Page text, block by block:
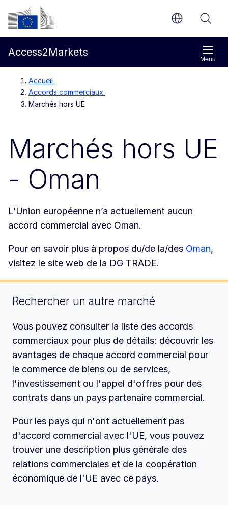
Aller directement au contenu principal
Commission européenne
Menu
Access2Markets
Accueil
Accords commerciaux
Marchés hors UE
Marchés hors UE
- Oman
L’Union européenne n’a actuellement aucun
accord commercial avec Oman.
Pour en savoir plus à propos du/de la/des Oman,
visitez le site web de la DG TRADE.
Rechercher un autre marché
Vous pouvez consulter la liste des accords
commerciaux pour plus de détails: découvrir les
avantages de chaque accord commercial pour
le commerce de biens ou de services,
l'investissement ou l'appel d'offres pour des
contrats dans un pays partenaire commercial.
Pour les pays qui n'ont actuellement pas
d'accord commercial avec l'UE, vous pouvez
trouver une description plus générale des
relations commerciales et de la coopération
économique de l'UE avec ce pays.